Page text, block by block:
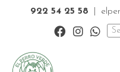
922 54 25 58